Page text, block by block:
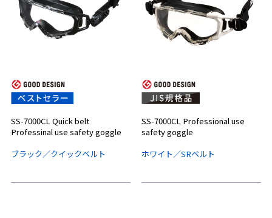
SS-7000CL Quick belt
Professinal use safety goggle
ブラック／クイックベルト
SS-7000CL Professional use
safety goggle
ホワイト／SRベルト